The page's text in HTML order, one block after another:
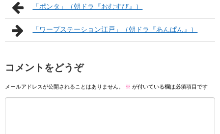
「ポンタ」（朝ドラ『おむすび』）
「ワープステーション江戸」（朝ドラ『あんぱん』）
コメントをどうぞ
メールアドレスが公開されることはありません。 ※ が付いている欄は必須項目です